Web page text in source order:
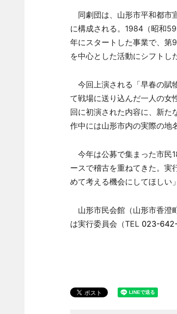
同劇団は、山形市平和都市
に構成される。1984（昭和
年にスタートした事業で、第
を中心とした活動にシフトし
今回上演される「早春の賦
て戦場に送り込んだ一人の
回に初演された内容に、新た
作中には山形市内の実際の地
今年は公募で集まった市民
ースで稽古を重ねてきた。実
めて考える機会にしてほしい
山形市民会館（山形市香澄
は実行委員会（TEL 023-